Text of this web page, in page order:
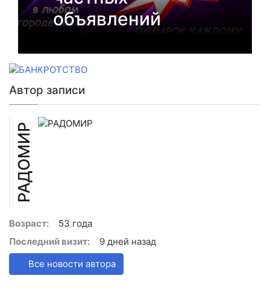
объявлений
Автор записи
РАДОМИР
Возраст:
53 года
Последний визит:
9 дней назад
Все новости автора